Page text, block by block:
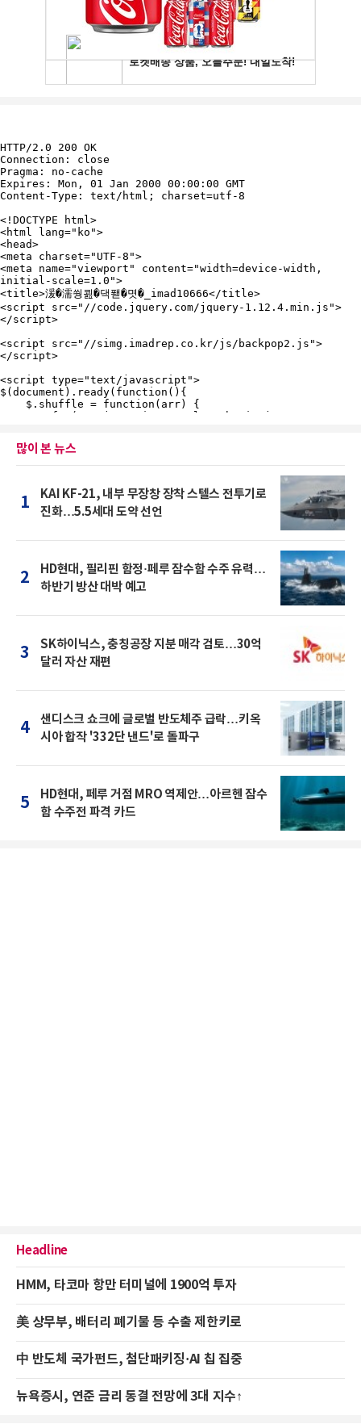
많이 본 뉴스
1
KAI KF-21, 내부 무장창 장착 스텔스 전투기로
진화…5.5세대 도약 선언
2
HD현대, 필리핀 함정·페루 잠수함 수주 유력…
하반기 방산 대박 예고
3
SK하이닉스, 충칭공장 지분 매각 검토…30억
달러 자산 재편
4
샌디스크 쇼크에 글로벌 반도체주 급락…키옥
시아 합작 '332단 낸드'로 돌파구
5
HD현대, 페루 거점 MRO 역제안…아르헨 잠수
함 수주전 파격 카드
Headline
HMM, 타코마 항만 터미널에 1900억 투자
美 상무부, 배터리 폐기물 등 수출 제한키로
中 반도체 국가펀드, 첨단패키징·AI 칩 집중
뉴욕증시, 연준 금리 동결 전망에 3대 지수↑